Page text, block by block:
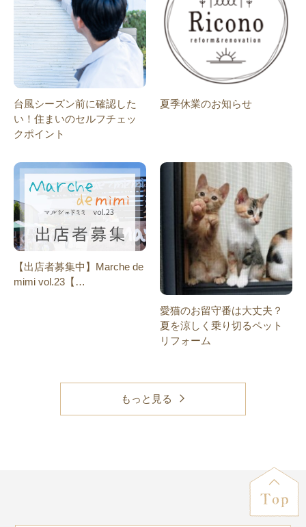
台風シーズン前に確認した
い！住まいのセルフチェッ
クポイント
夏季休業のお知らせ
【出店者募集中】Marche de
mimi vol.23【…
愛猫のお留守番は大丈夫？
夏を涼しく乗り切るペット
リフォーム
もっと見る